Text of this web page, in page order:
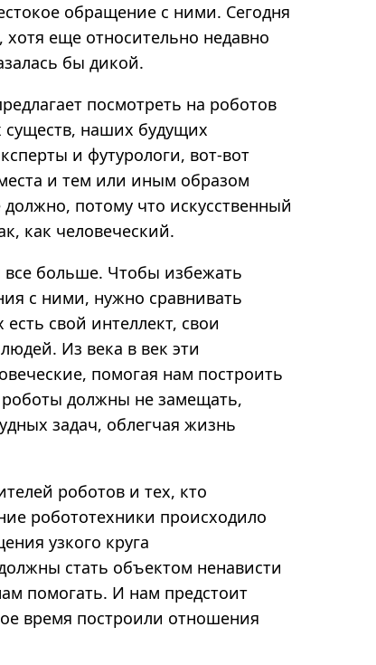
обращение с ними. Сегодня
еще относительно недавно
бы дикой.
посмотреть на роботов
существ, наших будущих
и футурологи, вот-вот
и тем или иным образом
потому что искусственный
как человеческий.
все больше. Чтобы избежать
с ними, нужно сравнивать
свой интеллект, свои
Из века в век эти
помогая нам построить
должны не замещать,
задач, облегчая жизнь
роботов и тех, кто
робототехники происходило
узкого круга
стать объектом ненависти
помогать. И нам предстоит
время построили отношения